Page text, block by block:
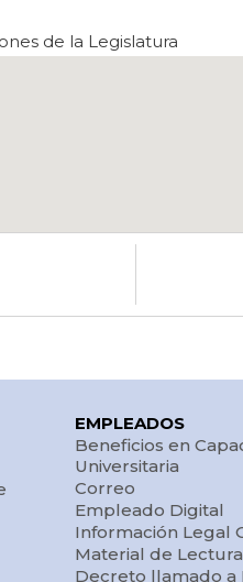
de la Legislatura
EMPLEADOS
Beneficios en
Universitaria
Correo
Empleado Digital
Información Legal
Material de
Decreto llamado a